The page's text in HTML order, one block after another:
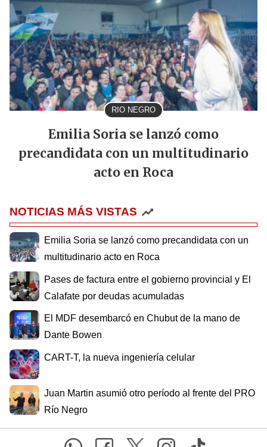
RIO NEGRO
Emilia Soria se lanzó como
precandidata con un multitudinario
acto en Roca
NOTICIAS MÁS VISTAS
Emilia Soria se lanzó como precandidata con un
multitudinario acto en Roca
Pases de factura entre el gobierno provincial y El
Calafate por deudas acumuladas
El MDF desembarcó en Chubut de la mano de
Dante Bowen
CART-T, la nueva ingeniería celular
Juan Martin asumió otro período al frente del PRO
Río Negro